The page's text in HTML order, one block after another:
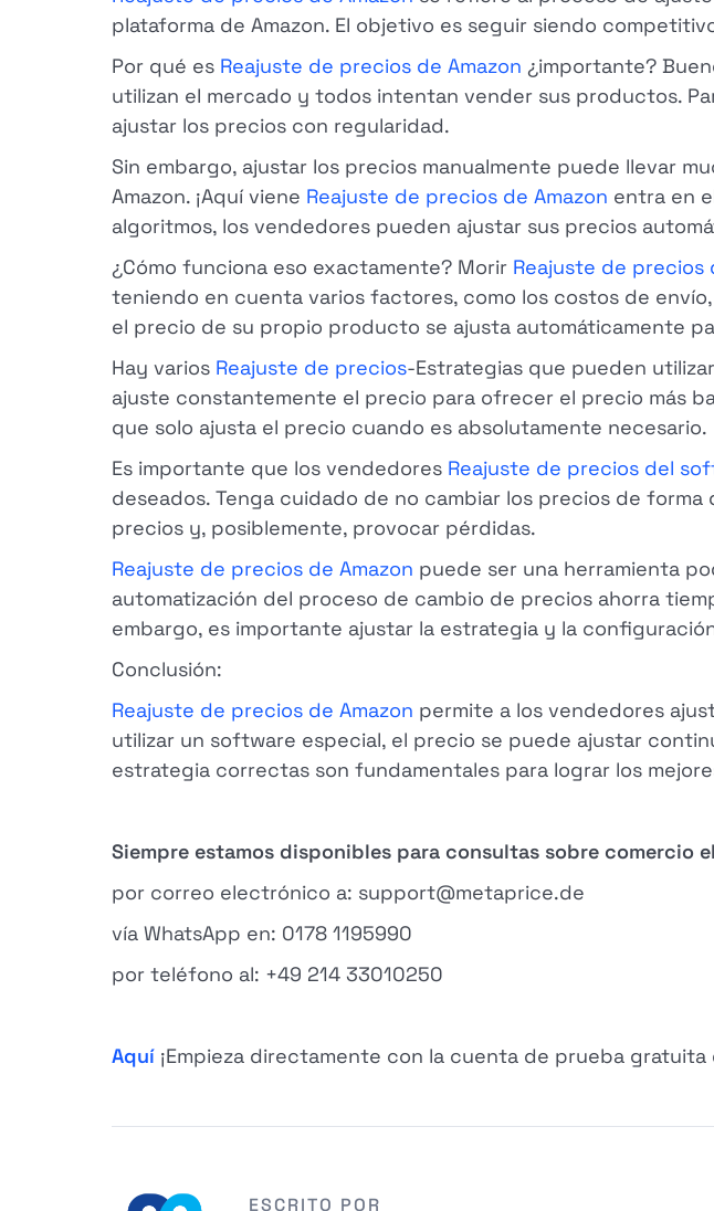
plataforma de Amazon. El objetivo es seguir siendo
Por qué es Reajuste de precios de Amazon ¿importante?
utilizan el mercado y todos intentan vender sus productos.
ajustar los precios con regularidad.
Sin embargo, ajustar los precios manualmente puede llevar
Amazon. ¡Aquí viene Reajuste de precios de Amazon entra en
algoritmos, los vendedores pueden ajustar sus precios
¿Cómo funciona eso exactamente? Morir Reajuste de precios
teniendo en cuenta varios factores, como los costos de
el precio de su propio producto se ajusta automáticamente
Hay varios Reajuste de precios-Estrategias que pueden
ajuste constantemente el precio para ofrecer el precio más
que solo ajusta el precio cuando es absolutamente necesario.
Es importante que los vendedores Reajuste de precios del
deseados. Tenga cuidado de no cambiar los precios de
precios y, posiblemente, provocar pérdidas.
Reajuste de precios de Amazon puede ser una herramienta
automatización del proceso de cambio de precios ahorra
embargo, es importante ajustar la estrategia y la
Conclusión:
Reajuste de precios de Amazon permite a los vendedores
utilizar un software especial, el precio se puede ajustar
estrategia correctas son fundamentales para lograr los
Siempre estamos disponibles para consultas sobre comercio
por correo electrónico a: support@metaprice.de
vía WhatsApp en: 0178 1195990
por teléfono al: +49 214 33010250
Aquí ¡Empieza directamente con la cuenta de prueba
ESCRITO POR